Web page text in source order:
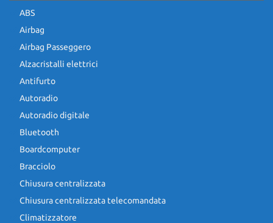
ABS
Airbag
Airbag Passeggero
Alzacristalli elettrici
Antifurto
Autoradio
Autoradio digitale
Bluetooth
Boardcomputer
Bracciolo
Chiusura centralizzata
Chiusura centralizzata telecomandata
Climatizzatore